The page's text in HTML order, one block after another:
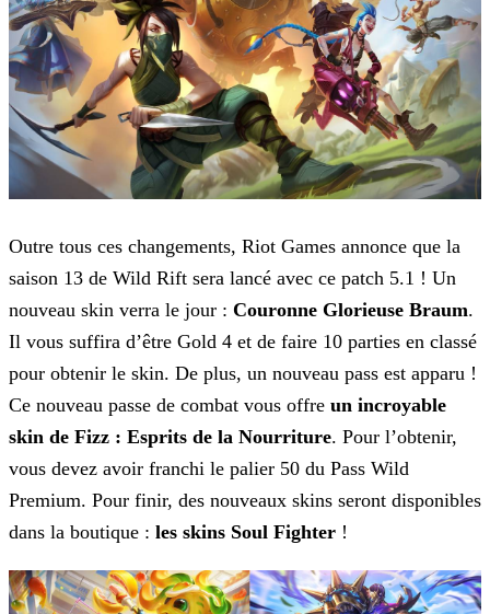
Outre tous ces changements, Riot Games annonce que la
saison 13 de Wild Rift sera lancé avec ce patch 5.1 ! Un
nouveau skin verra le jour : Couronne Glorieuse Braum.
Il vous suffira d’être Gold 4 et de faire 10 parties en classé
pour obtenir le skin. De plus, un nouveau pass est apparu !
Ce nouveau passe de combat vous offre un incroyable
skin de Fizz : Esprits de la Nourriture. Pour l’obtenir,
vous devez avoir franchi le palier 50 du Pass Wild
Premium. Pour finir, des nouveaux skins seront disponibles
dans la boutique : les skins Soul Fighter !